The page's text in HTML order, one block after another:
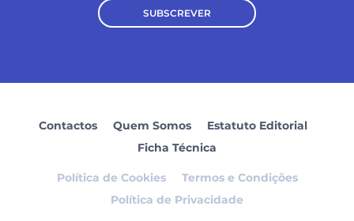
SUBSCREVER
Contactos Quem Somos
Estatuto Editorial
Ficha Técnica
Política de Cookies
Termos e Condições
Política de Privacidade